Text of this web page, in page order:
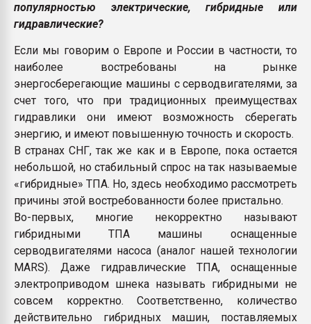
популярностью электрические, гибридные или
гидравлические?
Если мы говорим о Европе и России в частности, то
наиболее востребованы на рынке
энергосберегающие машины с серводвигателями, за
счет того, что при традиционных преимуществах
гидравлики они имеют возможность сберегать
энергию, и имеют повышенную точность и скорость.
В странах СНГ, так же как и в Европе, пока остается
небольшой, но стабильный спрос на так называемые
«гибридные» ТПА. Но, здесь необходимо рассмотреть
причины этой востребованности более пристально.
Во-первых, многие некорректно называют
гибридными ТПА машины оснащенные
серводвигателями насоса (аналог нашей технологии
MARS). Даже гидравлические ТПА, оснащенные
электроприводом шнека называть гибридными не
совсем корректно. Соответственно, количество
действительно гибридных машин, поставляемых